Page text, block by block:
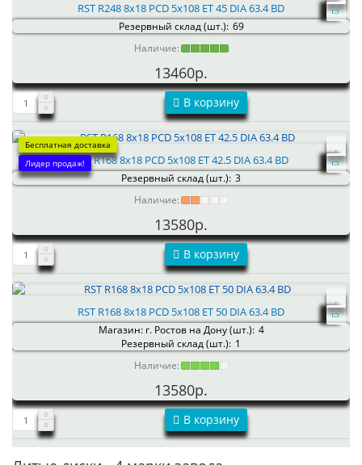
RST R248 8x18 PCD 5x108 ET 45 DIA 63.4 BD
Резервный склад (шт.): 69
Наличие:
13460р.
В корзину
Бесплатная доставка
Лидер продаж!RST R168 8x18 PCD 5x108 ET 42.5 DIA 63.4 BD
Резервный склад (шт.): 3
Наличие:
13580р.
В корзину
RST R168 8x18 PCD 5x108 ET 50 DIA 63.4 BD
Магазин: г. Ростов на Дону (шт.): 4
Резервный склад (шт.): 1
Наличие:
13580р.
В корзину